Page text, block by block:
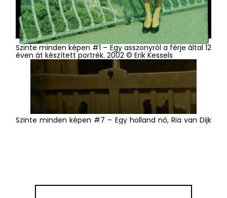
Szinte minden képen #7 – Egy holland nő, Ria van Dijk
Szinte minden képen #1 – Egy asszonyról a férje által 12
éven át készített portrék. 2002 © Erik Kessels